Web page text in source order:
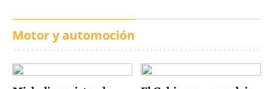
Motor y automoción